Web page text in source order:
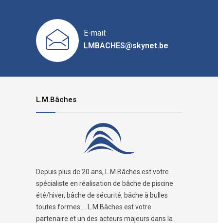
E-mail:
LMBACHES@skynet.be
L.M.Bâches
Depuis plus de 20 ans, L.M.Bâches est votre
spécialiste en réalisation de bâche de piscine
été/hiver, bâche de sécurité, bâche à bulles
toutes formes ... L.M.Bâches est votre
partenaire et un des acteurs majeurs dans la